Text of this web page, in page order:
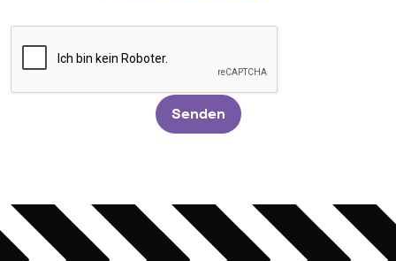
Senden